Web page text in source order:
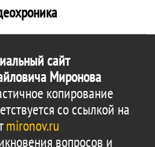
сайт
Миронова
копирование
со ссылкой на
mironov.ru
вопросов и